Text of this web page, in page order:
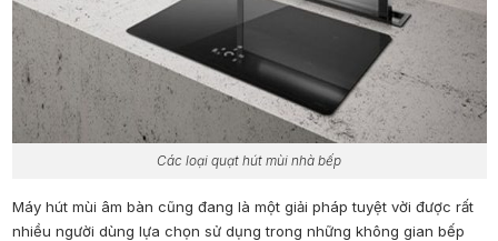
Các loại quạt hút mùi nhà bếp
Máy hút mùi âm bàn cũng đang là một giải pháp tuyệt vời được rất
nhiều người dùng lựa chọn sử dụng trong những không gian bếp